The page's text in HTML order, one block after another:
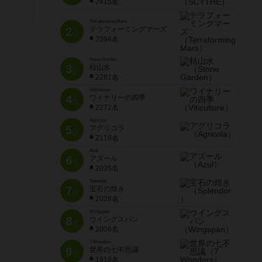
2415名
2位
Terraforming Mars
テラフォーミングマーズ
2394名
3位
Stone Garden
枯山水
2281名
4位
Viticulture
ワイナリーの四季
2272名
5位
Agricola
アグリコラ
2119名
6位
Azul
アズール
2035名
7位
宝石の煌き
2028名
8位
Wingspan
ウイングスパン
2006名
9位
7 Wonders
世界の七不思議
1919名